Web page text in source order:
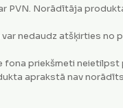
PVN. Norādītāja
nedaudz atšķirties no
fona priekšmeti
aprakstā nav